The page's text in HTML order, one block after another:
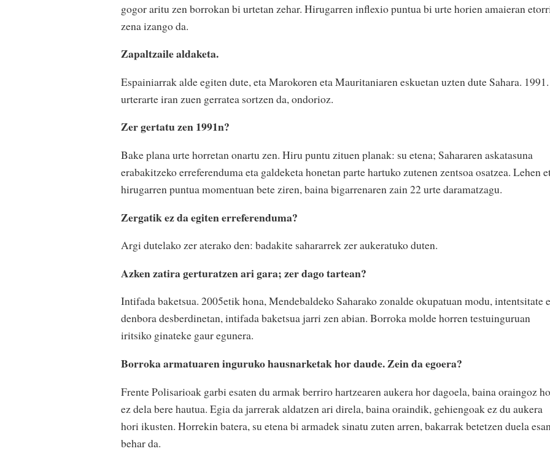
gogor aritu zen borrokan bi urtetan zehar. Hirugarren inflexio puntua bi urte horien amaieran
zena izango da.
Zapaltzaile aldaketa.
Espainiarrak alde egiten dute, eta Marokoren eta Mauritaniaren eskuetan uzten dute Sahara. 1991.
urterarte iran zuen gerratea sortzen da, ondorioz.
Zer gertatu zen 1991n?
Bake plana urte horretan onartu zen. Hiru puntu zituen planak: su etena; Sahararen askatasuna
erabakitzeko erreferenduma eta galdeketa honetan parte hartuko zutenen zentsoa osatzea. Lehen
hirugarren puntua momentuan bete ziren, baina bigarrenaren zain 22 urte daramatzagu.
Zergatik ez da egiten erreferenduma?
Argi dutelako zer aterako den: badakite sahararrek zer aukeratuko duten.
Azken zatira gerturatzen ari gara; zer dago tartean?
Intifada baketsua. 2005etik hona, Mendebaldeko Saharako zonalde okupatuan modu, intentsitate
denbora desberdinetan, intifada baketsua jarri zen abian. Borroka molde horren testuinguruan
iritsiko ginateke gaur egunera.
Borroka armatuaren inguruko hausnarketak hor daude. Zein da egoera?
Frente Polisarioak garbi esaten du armak berriro hartzearen aukera hor dagoela, baina oraingoz
ez dela bere hautua. Egia da jarrerak aldatzen ari direla, baina oraindik, gehiengoak ez du aukera
hori ikusten. Horrekin batera, su etena bi armadek sinatu zuten arren, bakarrak betetzen duela
behar da.